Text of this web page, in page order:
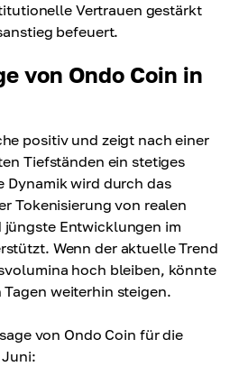
Vertrauen gestärkt
befeuert.
von Ondo Coin in
positiv und zeigt nach einer
Tiefständen ein stetiges
Dynamik wird durch das
Tokenisierung von realen
jüngste Entwicklungen im
Wenn der aktuelle Trend
hoch bleiben, könnte
Tagen weiterhin steigen.
von Ondo Coin für die
Juni: